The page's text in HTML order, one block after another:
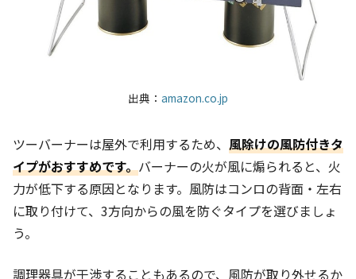
出典： amazon.co.jp
ツーバーナーは屋外で利用するため、 風除けの風防付きタ
イプがおすすめです。バーナーの火が風に煽られると、火
力が低下する原因となります。風防はコンロの背面・左右
に取り付けて、3方向からの風を防ぐタイプを選びましょ
う。
調理器具が干渉することもあるので、風防が取り外せるか